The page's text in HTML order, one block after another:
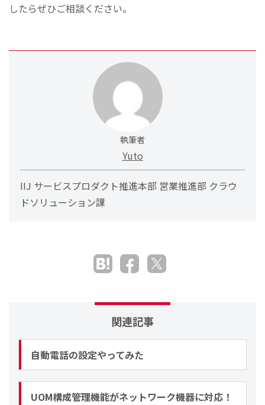
したらぜひご相談ください。
執筆者
Yuto
IIJ サービスプロダクト推進本部 営業推進部 クラウ
ドソリューション課
関連記事
自動電話の設定やってみた
UOM構成管理機能がネットワーク機器に対応！